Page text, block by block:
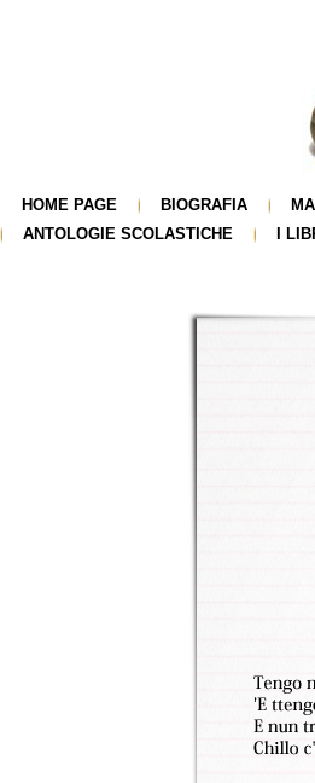
HOME PAGE BIOGRAFIA
ANTOLOGIE SCOLASTICHE
I